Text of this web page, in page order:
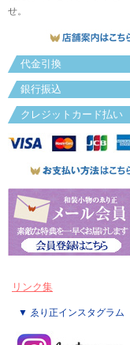
せ。
代金引換
銀行振込
クレジットカード払い
リンク集
▼ ゑり正インスタグラム